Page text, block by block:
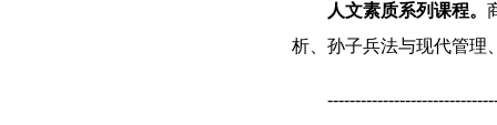
人文素质系列课程。
析、孙子兵法与现代管理